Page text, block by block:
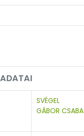
SVÉGEL
GÁBOR CSABA